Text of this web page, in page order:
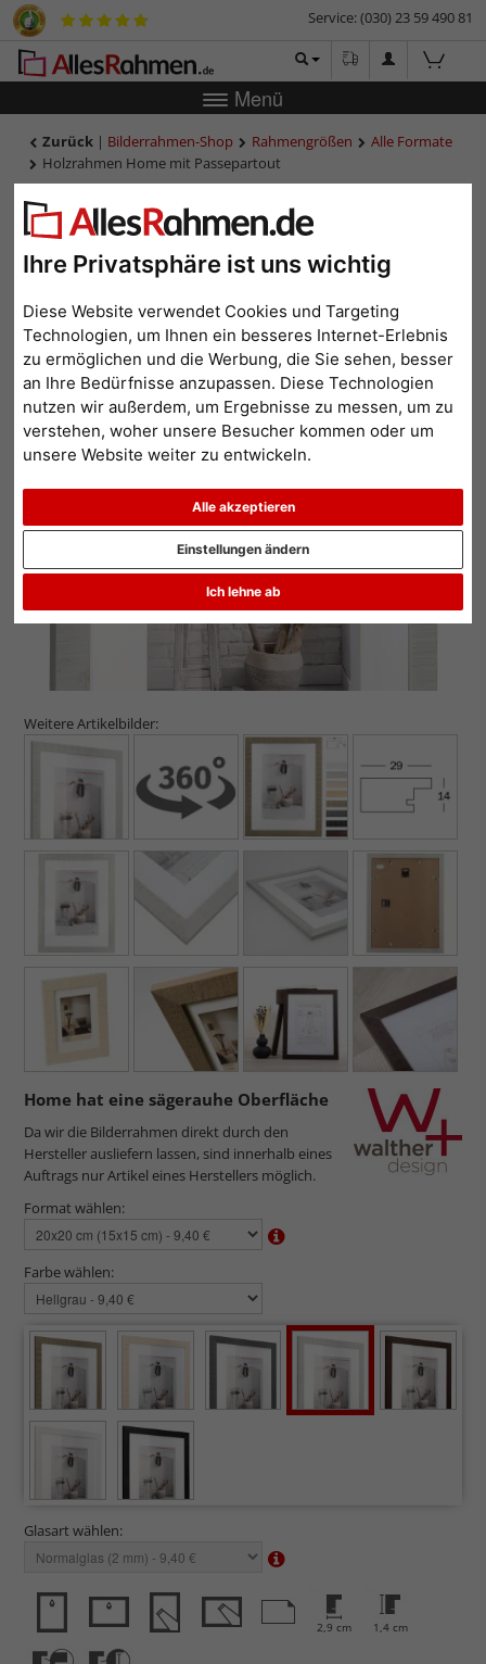
Ihre Privatsphäre ist uns wichtig
Diese Website verwendet Cookies und Targeting
Technologien, um Ihnen ein besseres Internet-Erlebnis
zu ermöglichen und die Werbung, die Sie sehen, besser
an Ihre Bedürfnisse anzupassen. Diese Technologien
nutzen wir außerdem, um Ergebnisse zu messen, um zu
verstehen, woher unsere Besucher kommen oder um
unsere Website weiter zu entwickeln.
Alle akzeptieren
Ich lehne ab
Einstellungen ändern
Service: (030) 23 59 490 81
Menü
Zurück | Bilderrahmen-Shop Rahmengrößen
Alle Formate
Holzrahmen Home mit Passepartout
Holzrahmen Home mit
Passepartout
Weitere Artikelbilder:
Home hat eine sägerauhe Oberfläche
Da wir die Bilderrahmen direkt durch den
Hersteller ausliefern lassen, sind innerhalb eines
Auftrags nur Artikel eines Herstellers möglich.
Format wählen:
Farbe wählen:
Glasart wählen:
2,9 cm 1,4 cm